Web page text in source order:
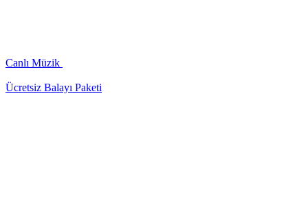
Canlı Müzik
Ücretsiz Balayı Paketi